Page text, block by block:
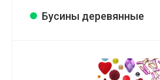
Бусины деревянные